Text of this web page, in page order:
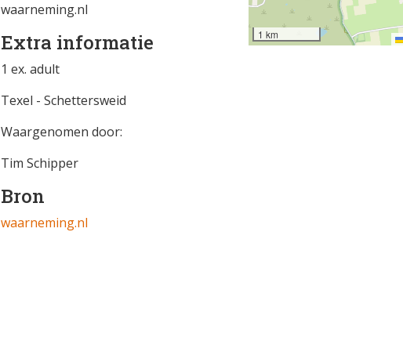
waarneming.nl
Extra informatie
1 ex. adult
Texel - Schettersweid
Waargenomen door:
Tim Schipper
Bron
waarneming.nl
1 km